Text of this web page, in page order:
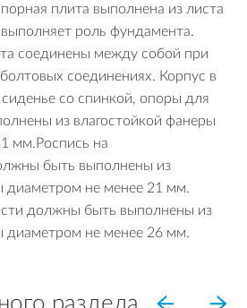
плита выполнена из листа
роль фундамента.
соединены между собой при
соединениях. Корпус в
со спинкой, опоры для
из влагостойкой фанеры
мм.Роспись на
быть выполнены из
диаметром не менее 21 мм.
должны быть выполнены из
диаметром не менее 26 мм.
раздела